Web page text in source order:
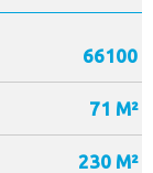
66100
71 M²
230 M²